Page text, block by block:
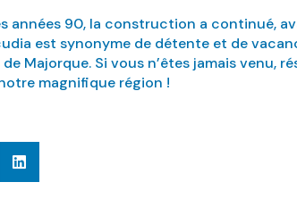
années 90, la construction a continué,
est synonyme de détente et de
Majorque. Si vous n’êtes jamais
magnifique région !